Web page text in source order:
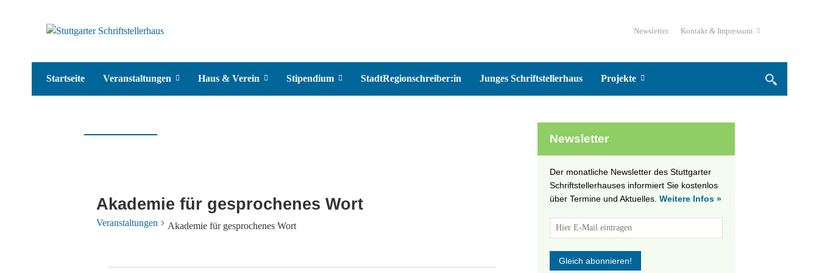
Newsletter Kontakt & Impressum
Startseite Veranstaltungen Haus & Verein Stipendium StadtRegionschreiber:in Junges Schriftstellerhaus Projekte
Akademie für gesprochenes Wort
Veranstaltungen Akademie für gesprochenes Wort
Newsletter
Der monatliche Newsletter des Stuttgarter
Schriftstellerhauses informiert Sie kostenlos
über Termine und Aktuelles. Weitere Infos »